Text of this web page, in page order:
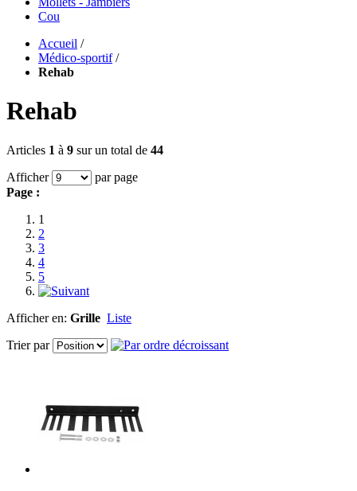
Cou
Accueil /
Médico-sportif /
Rehab
Rehab
Articles 1 à 9 sur un total de 44
Afficher
par page
Page :
1
2
3
4
5
Afficher en: Grille Liste
Trier par